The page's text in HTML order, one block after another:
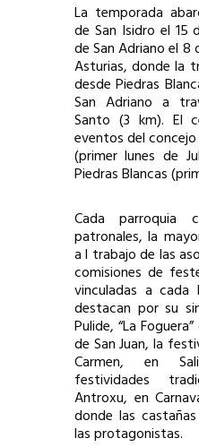
La temporada
de San Isidro el 15
de San Adriano el 8
Asturias, donde la
desde Piedras
San Adriano a
Santo (3 km). El
eventos del
(primer lunes de
Piedras Blancas
Cada parroquia
patronales, la
a l trabajo de las
comisiones de
vinculadas a cada
destacan por su
Pulide, “La
de San Juan, la
Carmen, en
festividades
Antroxu, en
donde las
las protagonistas.